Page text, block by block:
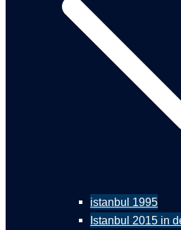
istanbul 1995
Istanbul 2015 in